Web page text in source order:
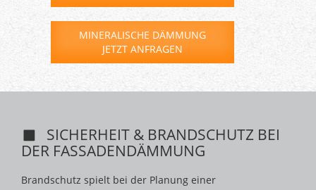
MINERALISCHE DÄMMUNG
JETZT ANFRAGEN
SICHERHEIT & BRANDSCHUTZ BEI
DER FASSADENDÄMMUNG
Brandschutz spielt bei der Planung einer